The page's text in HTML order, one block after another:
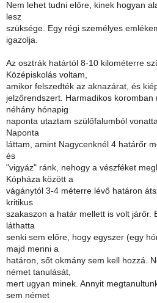
Nem lehet tudni előre, kinek hogyan
lesz
szüksége. Egy régi személyes
igazolja.
Az osztrák határtól 8-10 kilométerre
Középiskolás voltam,
amikor felszedték az aknazárat, és
jelzőrendszert. Harmadikos koromban
néhány hónapig
naponta utaztam szülőfalumból
Naponta
láttam, amint Nagycenknél 4 határőr
és
"vigyáz" ránk, nehogy a vészféket
Kópháza között a
vágánytól 3-4 méterre lévő határon
kritikus
szakaszon a határ mellett is volt járőr.
láthatta
senki sem előre, hogy egyszer (egy
majd menni a
határon, sőt okmány sem kell hozzá.
német tanulását,
mert ugyan minek. Annyit
sem német